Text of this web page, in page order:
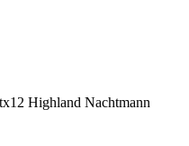
Highland Nachtmann